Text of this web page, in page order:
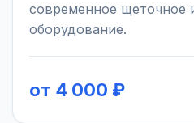
современное щеточное
оборудование.
от 4 000 ₽